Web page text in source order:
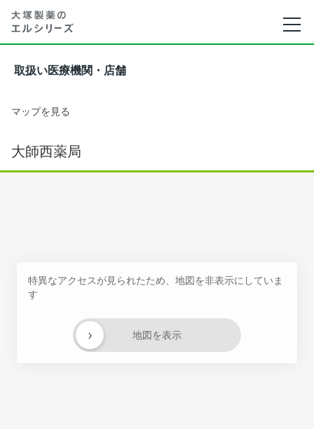
取扱い医療機関・店舗
マップを見る
大師西薬局
特異なアクセスが見られたため、地図を非表示にしていま
す
地図を表示
›